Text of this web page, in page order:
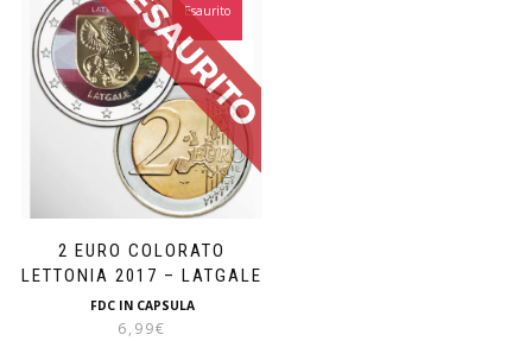
2 EURO COLORATO
LETTONIA 2017 – LATGALE
FDC IN CAPSULA
6,99€
Esaurito